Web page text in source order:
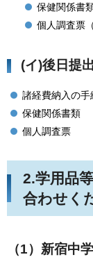
保健関係書
個人調査票
(イ)後日提
諸経費納入の
保健関係書類
個人調査票
2.学用品
合わせく
（1）新宿中